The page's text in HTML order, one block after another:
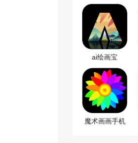
版
ai绘画宝
魔术画画手机